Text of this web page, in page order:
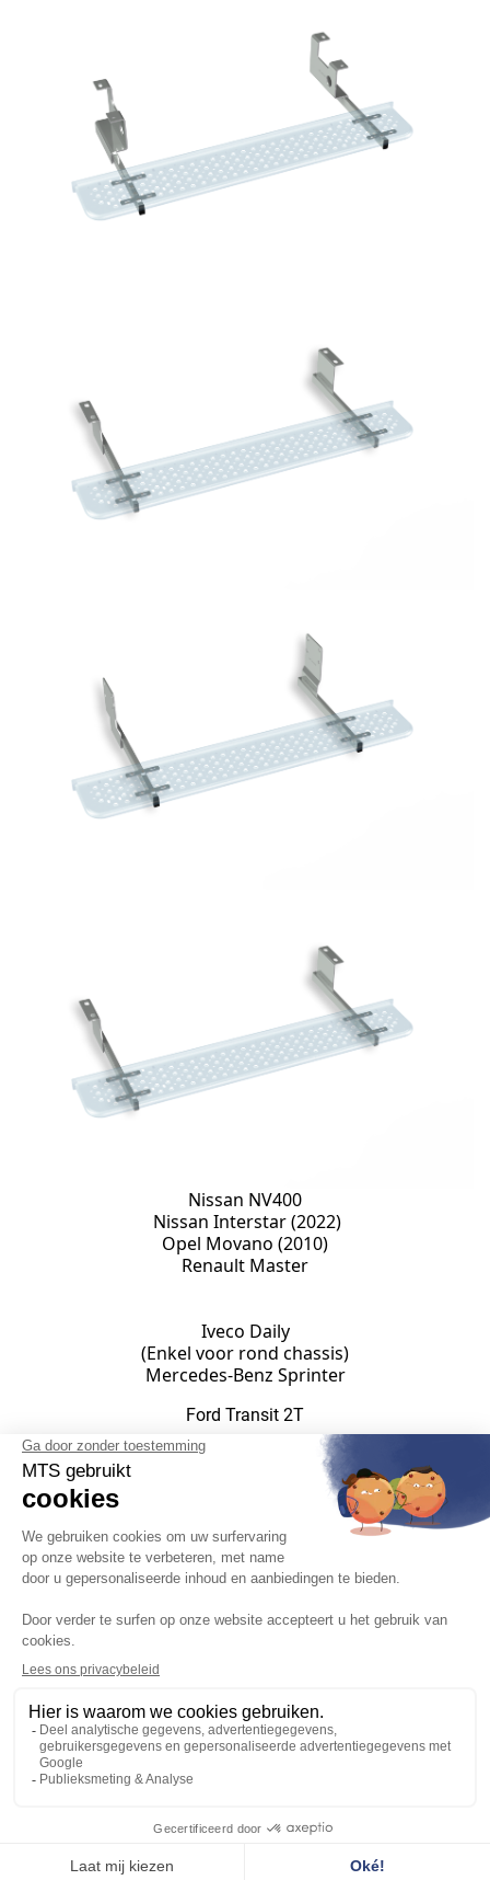
Nissan NV400
Nissan Interstar (2022)
Opel Movano (2010)
Renault Master
Iveco Daily
(Enkel voor rond chassis)
Mercedes-Benz Sprinter
Ford Transit 2T
Wettelijke kennisgeving, Privacybeleid, Beheer van cookies
Bij ons werken
Technische productgegevens
Klantenservice